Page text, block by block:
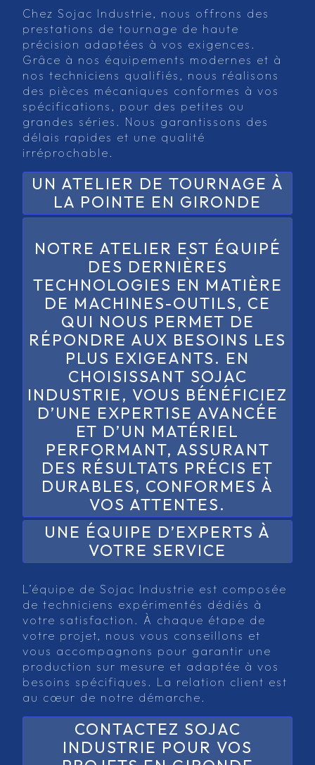
Chez Sojac Industrie, nous offrons des
prestations de tournage de haute
précision adaptées à vos exigences.
Grâce à nos équipements modernes et à
nos techniciens qualifiés, nous réalisons
des pièces mécaniques conformes à vos
spécifications, pour des petites ou
grandes séries. Nous garantissons des
délais rapides et une qualité
irréprochable.
UN ATELIER DE TOURNAGE À
LA POINTE EN GIRONDE
NOTRE ATELIER EST ÉQUIPÉ
DES DERNIÈRES
TECHNOLOGIES EN MATIÈRE
DE MACHINES-OUTILS, CE
QUI NOUS PERMET DE
RÉPONDRE AUX BESOINS LES
PLUS EXIGEANTS. EN
CHOISISSANT SOJAC
INDUSTRIE, VOUS BÉNÉFICIEZ
D’UNE EXPERTISE AVANCÉE
ET D’UN MATÉRIEL
PERFORMANT, ASSURANT
DES RÉSULTATS PRÉCIS ET
DURABLES, CONFORMES À
VOS ATTENTES.
UNE ÉQUIPE D’EXPERTS À
VOTRE SERVICE
L’équipe de Sojac Industrie est composée
de techniciens expérimentés dédiés à
votre satisfaction. À chaque étape de
votre projet, nous vous conseillons et
vous accompagnons pour garantir une
production sur mesure et adaptée à vos
besoins spécifiques. La relation client est
au cœur de notre démarche.
CONTACTEZ SOJAC
INDUSTRIE POUR VOS